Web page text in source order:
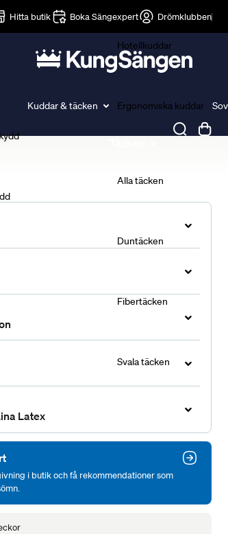
Hitta butik Boka Sängexpert Drömklubben
Kuddar & täcken
Hotellkuddar
Ergonomiska kuddar
Alla täcken
Duntäcken
Fibertäcken
Svala täcken
Latex
i butik och få rekommendationer som